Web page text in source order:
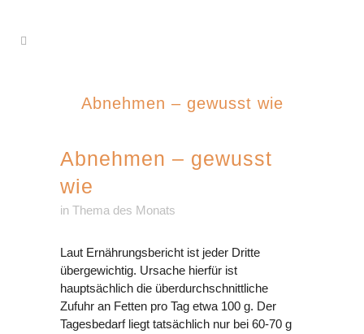
Abnehmen – gewusst wie
Abnehmen – gewusst
wie
in Thema des Monats
Laut Ernährungsbericht ist jeder Dritte
übergewichtig. Ursache hierfür ist
hauptsächlich die überdurchschnittliche
Zufuhr an Fetten pro Tag etwa 100 g. Der
Tagesbedarf liegt tatsächlich nur bei 60-70 g